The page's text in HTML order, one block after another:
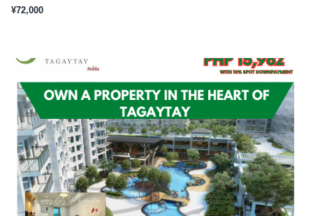
¥72,000